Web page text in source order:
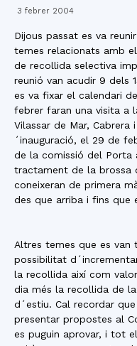
3 febrer 2004
Dijous passat es va
temes relacionats amb
de recollida selectiva
reunió van acudir 9 dels
es va fixar el calendari
febrer faran una visita a
Vilassar de Mar,
´inauguració, el 29 de
de la comissió del Porta
tractament de la brossa
coneixeran de primera
des que arriba i fins que
Altres temes que es van
possibilitat
la recollida així com
dia més la recollida de
d´estiu. Cal recordar
presentar propostes al
es puguin aprovar, i tot